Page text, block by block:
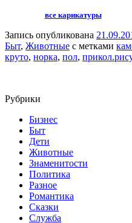
все карикатуры
Запись опубликована
Быт, Животные с метками
круто, норка, пол,
Рубрики
Бизнес
Быт
Дети
Животные
Знаменитости
Политика
Разное
Романтика
Сказки
Служба